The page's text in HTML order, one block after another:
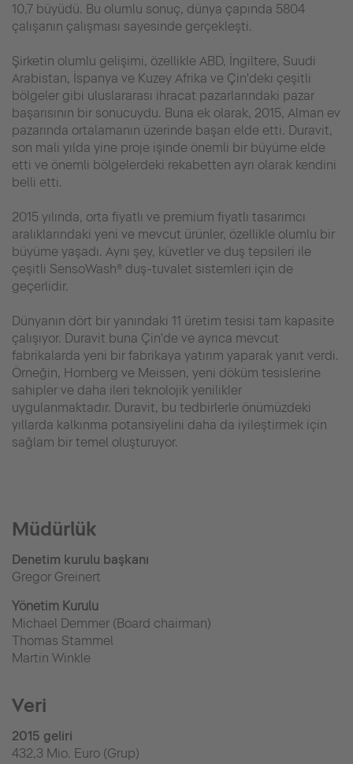
10,7 büyüdü. Bu olumlu sonuç, dünya çapında 5804
çalışanın çalışması sayesinde gerçekleşti.
Şirketin olumlu gelişimi, özellikle ABD, İngiltere, Suudi
Arabistan, İspanya ve Kuzey Afrika ve Çin'deki çeşitli
bölgeler gibi uluslararası ihracat pazarlarındaki pazar
başarısının bir sonucuydu. Buna ek olarak, 2015, Alman ev
pazarında ortalamanın üzerinde başarı elde etti. Duravit,
son mali yılda yine proje işinde önemli bir büyüme elde
etti ve önemli bölgelerdeki rekabetten ayrı olarak kendini
belli etti.
2015 yılında, orta fiyatlı ve premium fiyatlı tasarımcı
aralıklarındaki yeni ve mevcut ürünler, özellikle olumlu bir
büyüme yaşadı. Aynı şey, küvetler ve duş tepsileri ile
çeşitli SensoWash® duş-tuvalet sistemleri için de
geçerlidir.
Dünyanın dört bir yanındaki 11 üretim tesisi tam kapasite
çalışıyor. Duravit buna Çin'de ve ayrıca mevcut
fabrikalarda yeni bir fabrikaya yatırım yaparak yanıt verdi.
Örneğin, Hornberg ve Meissen, yeni döküm tesislerine
sahipler ve daha ileri teknolojik yenilikler
uygulanmaktadır. Duravit, bu tedbirlerle önümüzdeki
yıllarda kalkınma potansiyelini daha da iyileştirmek için
sağlam bir temel oluşturuyor.
Müdürlük
Denetim kurulu başkanı
Gregor Greinert
Yönetim Kurulu
Michael Demmer (Board chairman)
Thomas Stammel
Martin Winkle
Veri
2015 geliri
432,3 Mio. Euro (Grup)